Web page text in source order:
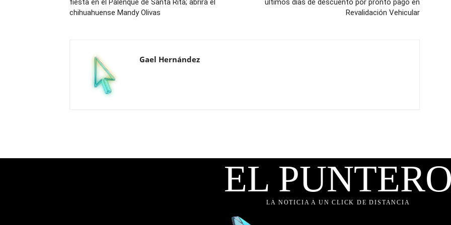
fiesta en el Palenque de Santa Rita; abrirá el
chihuahuense Mandy Olivas
últimos días de descuento por pronto pago en
Revalidación Vehicular
Gael Hernández
EL
LA NOTICIA A UN CLICK DE DISTANCIA